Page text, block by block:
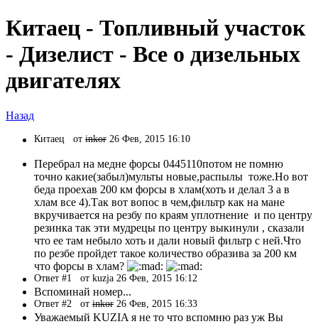
Китаец - Топливный участок
- Дизелист - Все о дизельных
двигателях
Назад
Китаец от inkor 26 Фев, 2015 16:10
Перебрал на медне форсы 0445110потом не помню
точно какие(забыл)мульты новые,распылы тоже.Но вот
беда проехав 200 км форсы в хлам(хоть и делал 3 а в
хлам все 4).Так вот вопос в чем,фильтр как на мане
вкручивается на резбу по краям уплотнение и по центру
резинка так эти мудрецы по центру выкинули , сказали
что ее там небыло хоть и дали новый фильтр с ней.Что
по резбе пройдет такое количество образива за 200 км
что форсы в хлам?
Ответ #1 от kuzja 26 Фев, 2015 16:12
Вспоминай номер...
Ответ #2 от inkor 26 Фев, 2015 16:33
Уважаемый KUZIA я не то что вспомню раз уж Вы